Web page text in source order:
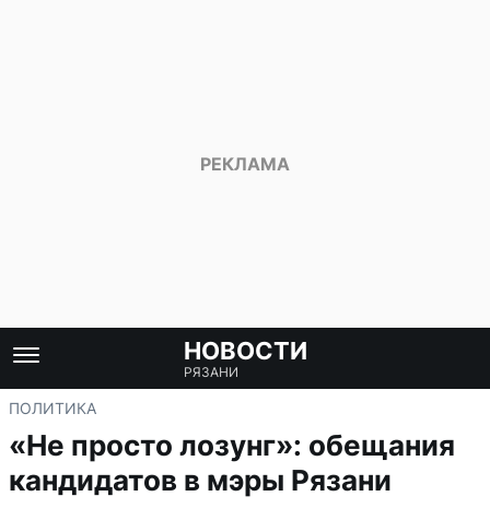
НОВОСТИ
РЯЗАНИ
ПОЛИТИКА
«Не просто лозунг»: обещания
кандидатов в мэры Рязани